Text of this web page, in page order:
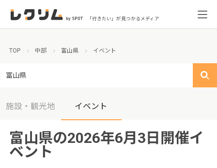
「行きたい」が見つかるメディア
TOP 中部 富山県 イベント
富山県
施設・観光地 イベント
富山県の2026年6月3日開催イ
ベント